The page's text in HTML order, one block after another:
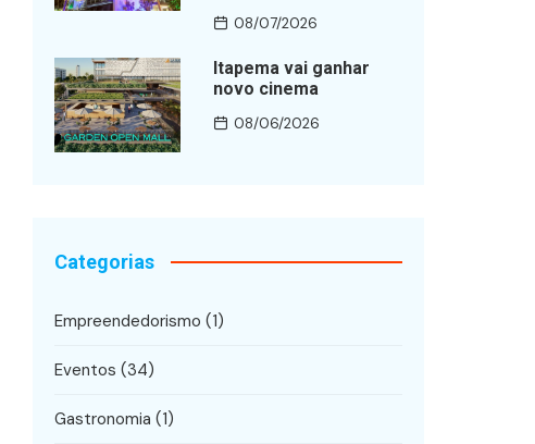
08/07/2026
Itapema vai ganhar
novo cinema
08/06/2026
Categorias
Empreendedorismo (1)
Eventos (34)
Gastronomia (1)